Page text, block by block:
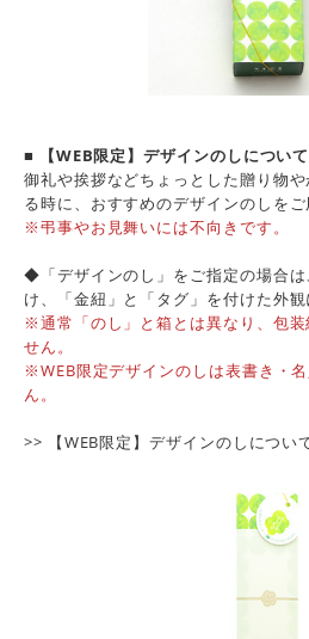
■ 【WEB限定】デザインのしについて
御礼や挨拶などちょっとした贈り物
る時に、おすすめのデザインのしをご
※弔事やお見舞いには不向きです。
◆「デザインのし」をご指定の場合
け、「金紐」と「タグ」を付けた外観
※通常「のし」と箱とは異なり、包装
せん。
※WEB限定デザインのしは表書き・
ん。
>> 【WEB限定】デザインのしについ